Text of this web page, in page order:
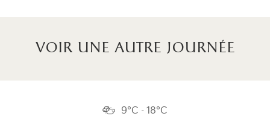
voir une autre journée
9°C - 18°C